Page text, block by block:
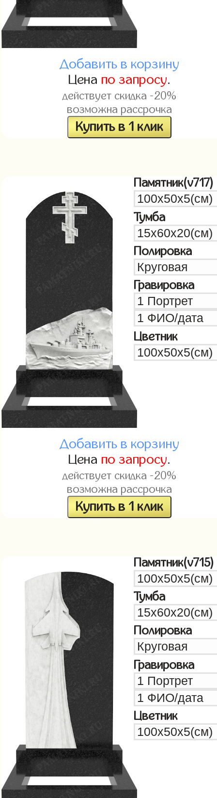
Добавить в корзину
Цена по запросу.
действует скидка -20%
возможна рассрочка
Купить в 1 клик
Памятник(v717)
Тумба
Полировка
Гравировка
Цветник
Добавить в корзину
Цена по запросу.
действует скидка -20%
возможна рассрочка
Купить в 1 клик
Памятник(v715)
Тумба
Полировка
Гравировка
Цветник